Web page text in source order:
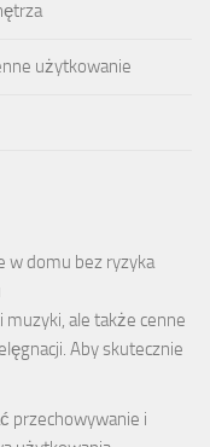
użytkowanie
w domu bez ryzyka
muzyki, ale także cenne
Aby skutecznie
przechowywanie i